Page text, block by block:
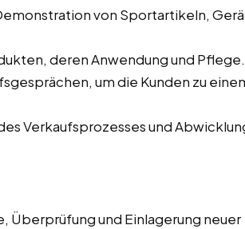
von Sportartikeln,
deren Anwendung und Pflege.
um die Kunden zu
Verkaufsprozesses und
Überprüfung und Einlagerung neuer